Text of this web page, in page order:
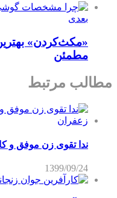
بعدی
«مکث‌کردن»
مطمئن
مطالب مرتبط
ندا تقوی زن موفق و
1399/09/24